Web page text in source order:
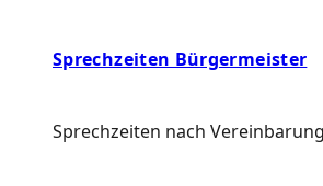
Sprechzeiten Bürgermeister
Sprechzeiten nach Vereinbarung